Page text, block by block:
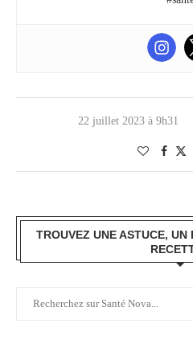
22 juillet 2023 à 9h31
TROUVEZ UNE ASTUCE, UN